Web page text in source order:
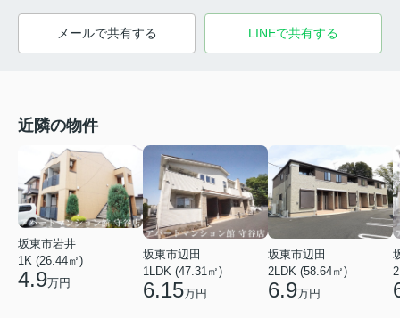
メールで共有する LINEで共有する
近隣の物件
坂東市岩井
1K (26.44㎡)
4.9万円
坂東市辺田
1LDK (47.31㎡)
6.15万円
坂東市辺田
2LDK (58.64㎡)
6.9万円